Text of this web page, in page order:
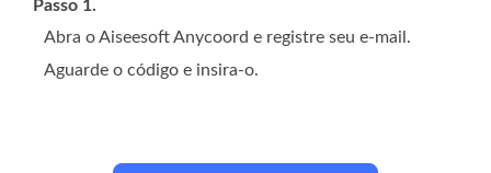
Passo 1.
Abra o Aiseesoft Anycoord e registre seu e-mail.
Aguarde o código e insira-o.